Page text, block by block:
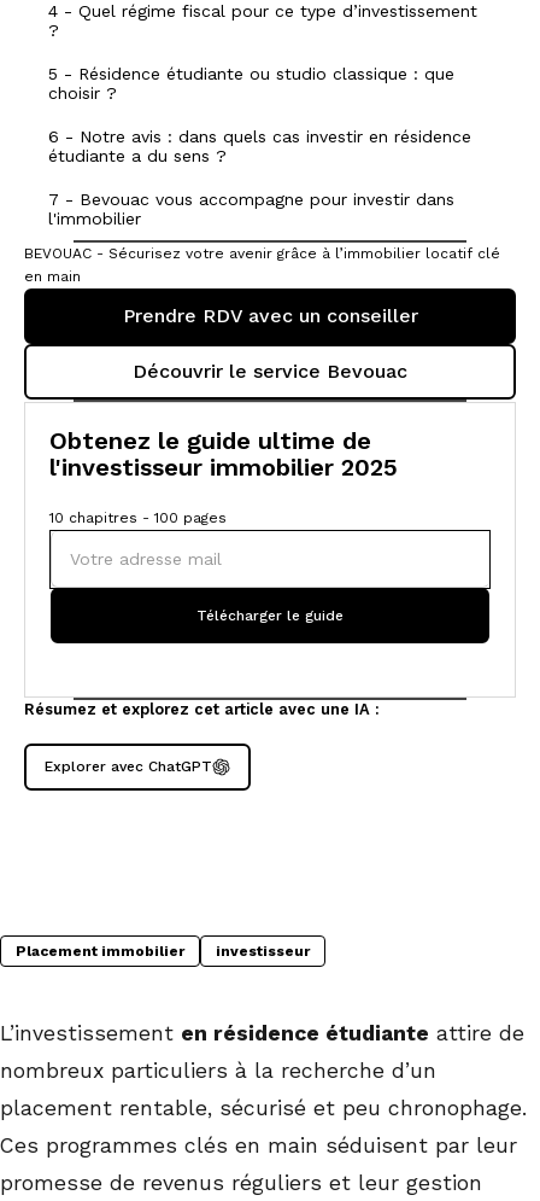
4 - Quel régime fiscal pour ce type d’investissement
?
5 - Résidence étudiante ou studio classique : que
choisir ?
6 - Notre avis : dans quels cas investir en résidence
étudiante a du sens ?
7 - Bevouac vous accompagne pour investir dans
l'immobilier
BEVOUAC - Sécurisez votre avenir grâce à l’immobilier locatif clé
en main
Prendre RDV avec un conseiller
Découvrir le service Bevouac
Obtenez le guide ultime de
l'investisseur immobilier 2025
10 chapitres - 100 pages
Résumez et explorez cet article avec une IA :
Explorer avec ChatGPT
Placement immobilier investisseur
L’investissement en résidence étudiante attire de
nombreux particuliers à la recherche d’un
placement rentable, sécurisé et peu chronophage.
Ces programmes clés en main séduisent par leur
promesse de revenus réguliers et leur gestion